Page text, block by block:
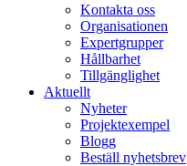
Kontakta oss
Organisationen
Expertgrupper
Hållbarhet
Tillgänglighet
Aktuellt
Nyheter
Projektexempel
Blogg
Beställ nyhetsbrev